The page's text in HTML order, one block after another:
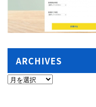
ARCHIVES
ARCHIVES